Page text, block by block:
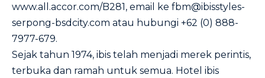
www.all.accor.com/B281, email ke fbm@ibisstyles-
serpong-bsdcity.com atau hubungi +62 (0) 888-
7977-679.
Sejak tahun 1974, ibis telah menjadi merek perintis,
terbuka dan ramah untuk semua. Hotel ibis